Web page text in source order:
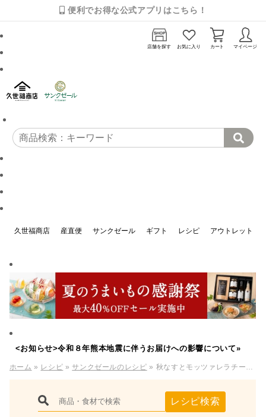
便利でお得な公式アプリはこちら！
店舗を探す お気に入り カート マイページ
久世福商店 産直便 サンクゼール ギフト レシピ アウトレット
<お知らせ>令和８年熊本地震に伴うお届けへの影響について»
ホーム » レシピ »サンクゼールのレシピ » 秋なすとモッツァレラチーズの簡単ピッツァ（パスタソース ボロネーゼ）
レシピ検索